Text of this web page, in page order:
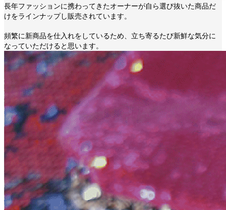
長年ファッションに携わってきたオーナーが自ら選び抜いた商品だ
けをラインナップし販売されています。
頻繁に新商品を仕入れをしているため、立ち寄るたび新鮮な気分に
なっていただけると思います。